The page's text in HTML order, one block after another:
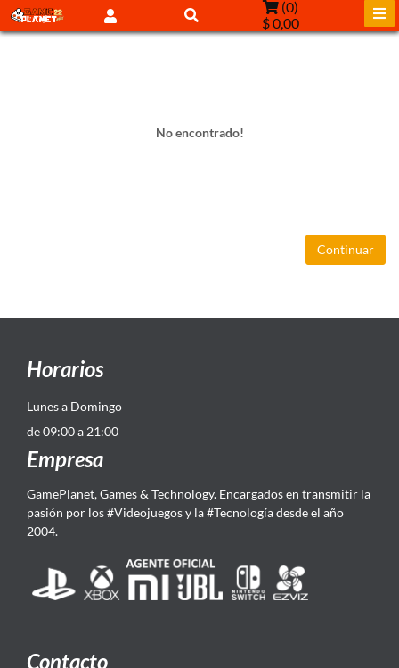
(0)
$ 0,00
No encontrado!
Continuar
Horarios
Lunes a Domingo
de 09:00 a 21:00
Empresa
GamePlanet, Games & Technology. Encargados en transmitir la
pasión por los #Videojuegos y la #Tecnología desde el año
2004.
Contacto